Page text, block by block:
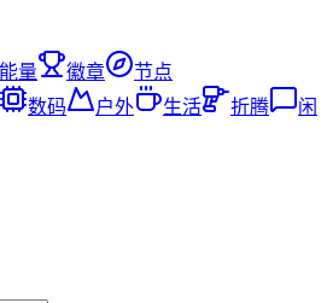
能量 徽章
节点
数码 户外 生活 折腾
闲